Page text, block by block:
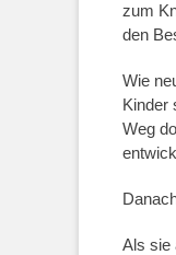
zum
den
Wie
Kinder
Weg
Als sie